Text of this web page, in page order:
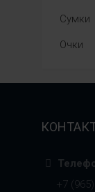
Сумки
Очки
+7 (965)